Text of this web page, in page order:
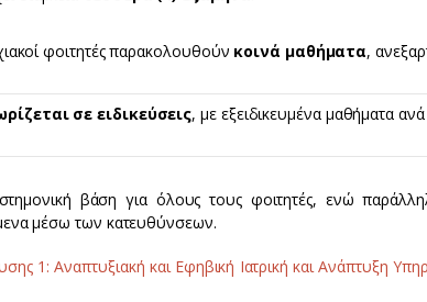
φοιτητές παρακολουθούν κοινά μαθήματα,
σε ειδικεύσεις, με εξειδικευμένα μαθήματα
βάση για όλους τους φοιτητές, ενώ
μέσω των κατευθύνσεων.
1: Αναπτυξιακή και Εφηβική Ιατρική και Ανάπτυξη